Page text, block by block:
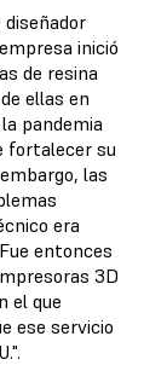
inició
de resina
ellas en
pandemia
fortalecer su
las
era
entonces
3D
el que
ese servicio